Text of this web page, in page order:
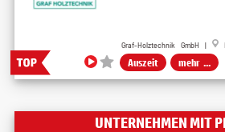
Graf-Holztechnik GmbH |
Auszeit mehr ...
UNTERNEHMEN MIT